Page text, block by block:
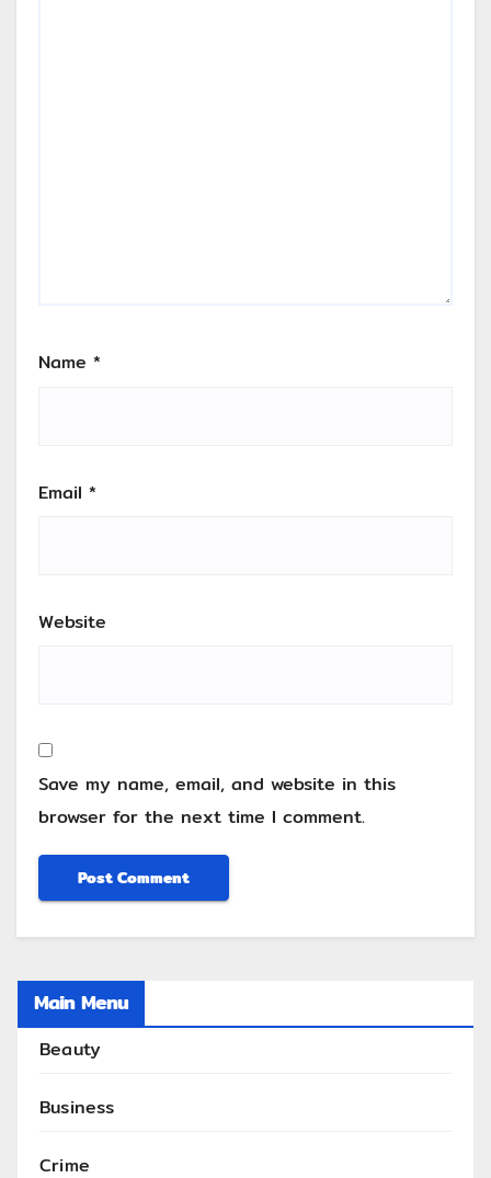
Name *
Email *
Website
Save my name, email, and website in this
browser for the next time I comment.
Main Menu
Beauty
Business
Crime